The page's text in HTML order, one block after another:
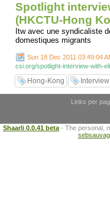
Spotlight
(HKCTU-Hong
Itw avec une syndicaliste
domestiques migrants
Sun 18 Dec 2011 03:49:04
csi.org/spotlight-interview-with-
Hong-Kong Interview
Links per
Shaarli 0.0.41 beta - The personal,